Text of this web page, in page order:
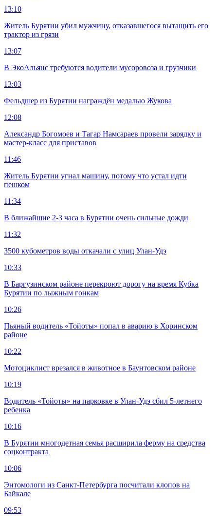
13:10
Житель Бурятии убил мужчину, отказавшегося вытащить его
трактор из грязи
13:07
В ЭкоАльянс требуются водители мусоровоза и грузчики
13:03
Фельдшер из Бурятии награждён медалью Жукова
12:08
Александр Богомоев и Тагар Намсараев провели зарядку и
мастер-класс для приставов
11:46
Житель Бурятии угнал машину, потому что устал идти
пешком
11:34
В ближайшие 2-3 часа в Бурятии очень сильные дожди
11:32
3500 кубометров воды откачали с улиц Улан-Удэ
10:33
В Баргузинском районе перекроют дорогу на время Кубка
Бурятии по лыжным гонкам
10:26
Пьяный водитель «Тойоты» попал в аварию в Хоринском
районе
10:22
Мотоциклист врезался в животное в Баунтовском районе
10:19
Водитель «Тойоты» на парковке в Улан-Удэ сбил 5-летнего
ребенка
10:16
В Бурятии многодетная семья расширила ферму на средства
соцконтракта
10:06
Энтомологи из Санкт-Петербурга посчитали клопов на
Байкале
09:53